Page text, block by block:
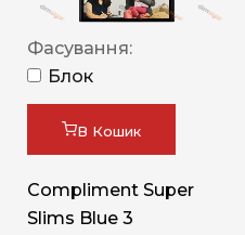
Фасування:
Блок
В Кошик
Compliment Super
Slims Blue 3